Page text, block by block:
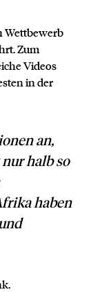
Wettbewerb
Zum
Videos
in der
an,
halb so
haben